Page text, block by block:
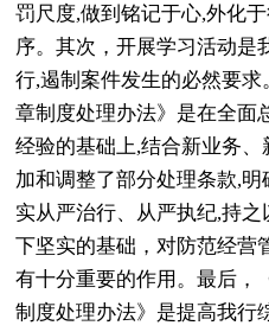
罚尺度,做到铭记于心,外化
序。其次，开展学习活动是
行,遏制案件发生的必然要
章制度处理办法》是在全面
经验的基础上,结合新业务
加和调整了部分处理条款,
实从严治行、从严执纪,持
下坚实的基础，对防范经营
有十分重要的作用。最后，
制度处理办法》是提高我行